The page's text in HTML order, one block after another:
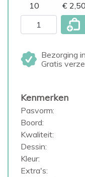
10
€ 2,50
Bezorging
Gratis
Kenmerken
Pasvorm:
Boord:
Kwaliteit:
Dessin:
Kleur:
Extra's: